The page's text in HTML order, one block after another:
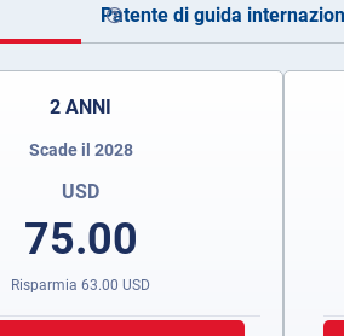
Patente di guida
2 ANNI
Scade il 2028
USD
75.00
Risparmia63.00 USD